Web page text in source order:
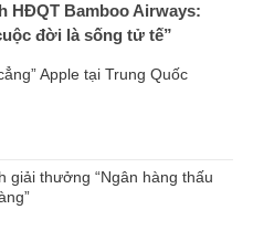
HĐQT Bamboo Airways:
đời là sống tử tế”
Apple tại Trung Quốc
giải thưởng “Ngân hàng thấu